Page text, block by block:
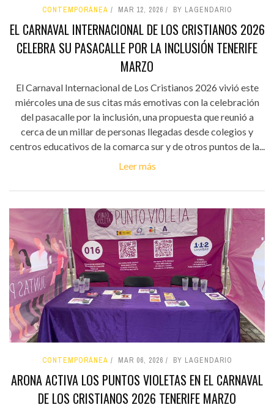
CONTEMPORÁNEA MAR 12, 2026 BY LAGENDARIO
EL CARNAVAL INTERNACIONAL DE LOS CRISTIANOS 2026
CELEBRA SU PASACALLE POR LA INCLUSIÓN TENERIFE
MARZO
El Carnaval Internacional de Los Cristianos 2026 vivió este
miércoles una de sus citas más emotivas con la celebración
del pasacalle por la inclusión, una propuesta que reunió a
cerca de un millar de personas llegadas desde colegios y
centros educativos de la comarca sur y de otros puntos de la...
Leer más
CONTEMPORÁNEA MAR 06, 2026 BY LAGENDARIO
ARONA ACTIVA LOS PUNTOS VIOLETAS EN EL CARNAVAL
DE LOS CRISTIANOS 2026 TENERIFE MARZO